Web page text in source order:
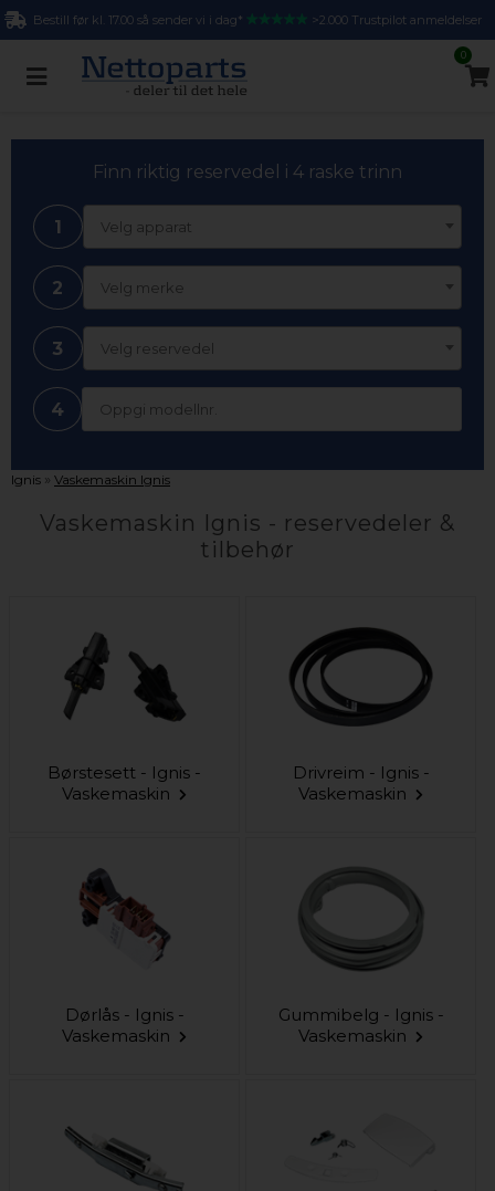
Bestill før kl. 17.00 så sender vi i dag* >2.000 Trustpilot anmeldelser
0
Finn riktig reservedel i 4 raske trinn
1 Velg apparat
2 Velg merke
3 Velg reservedel
4
Ignis » Vaskemaskin Ignis
Vaskemaskin Ignis - reservedeler &
tilbehør
Børstesett - Ignis -
Vaskemaskin
Drivreim - Ignis -
Vaskemaskin
Dørlås - Ignis -
Vaskemaskin
Gummibelg - Ignis -
Vaskemaskin